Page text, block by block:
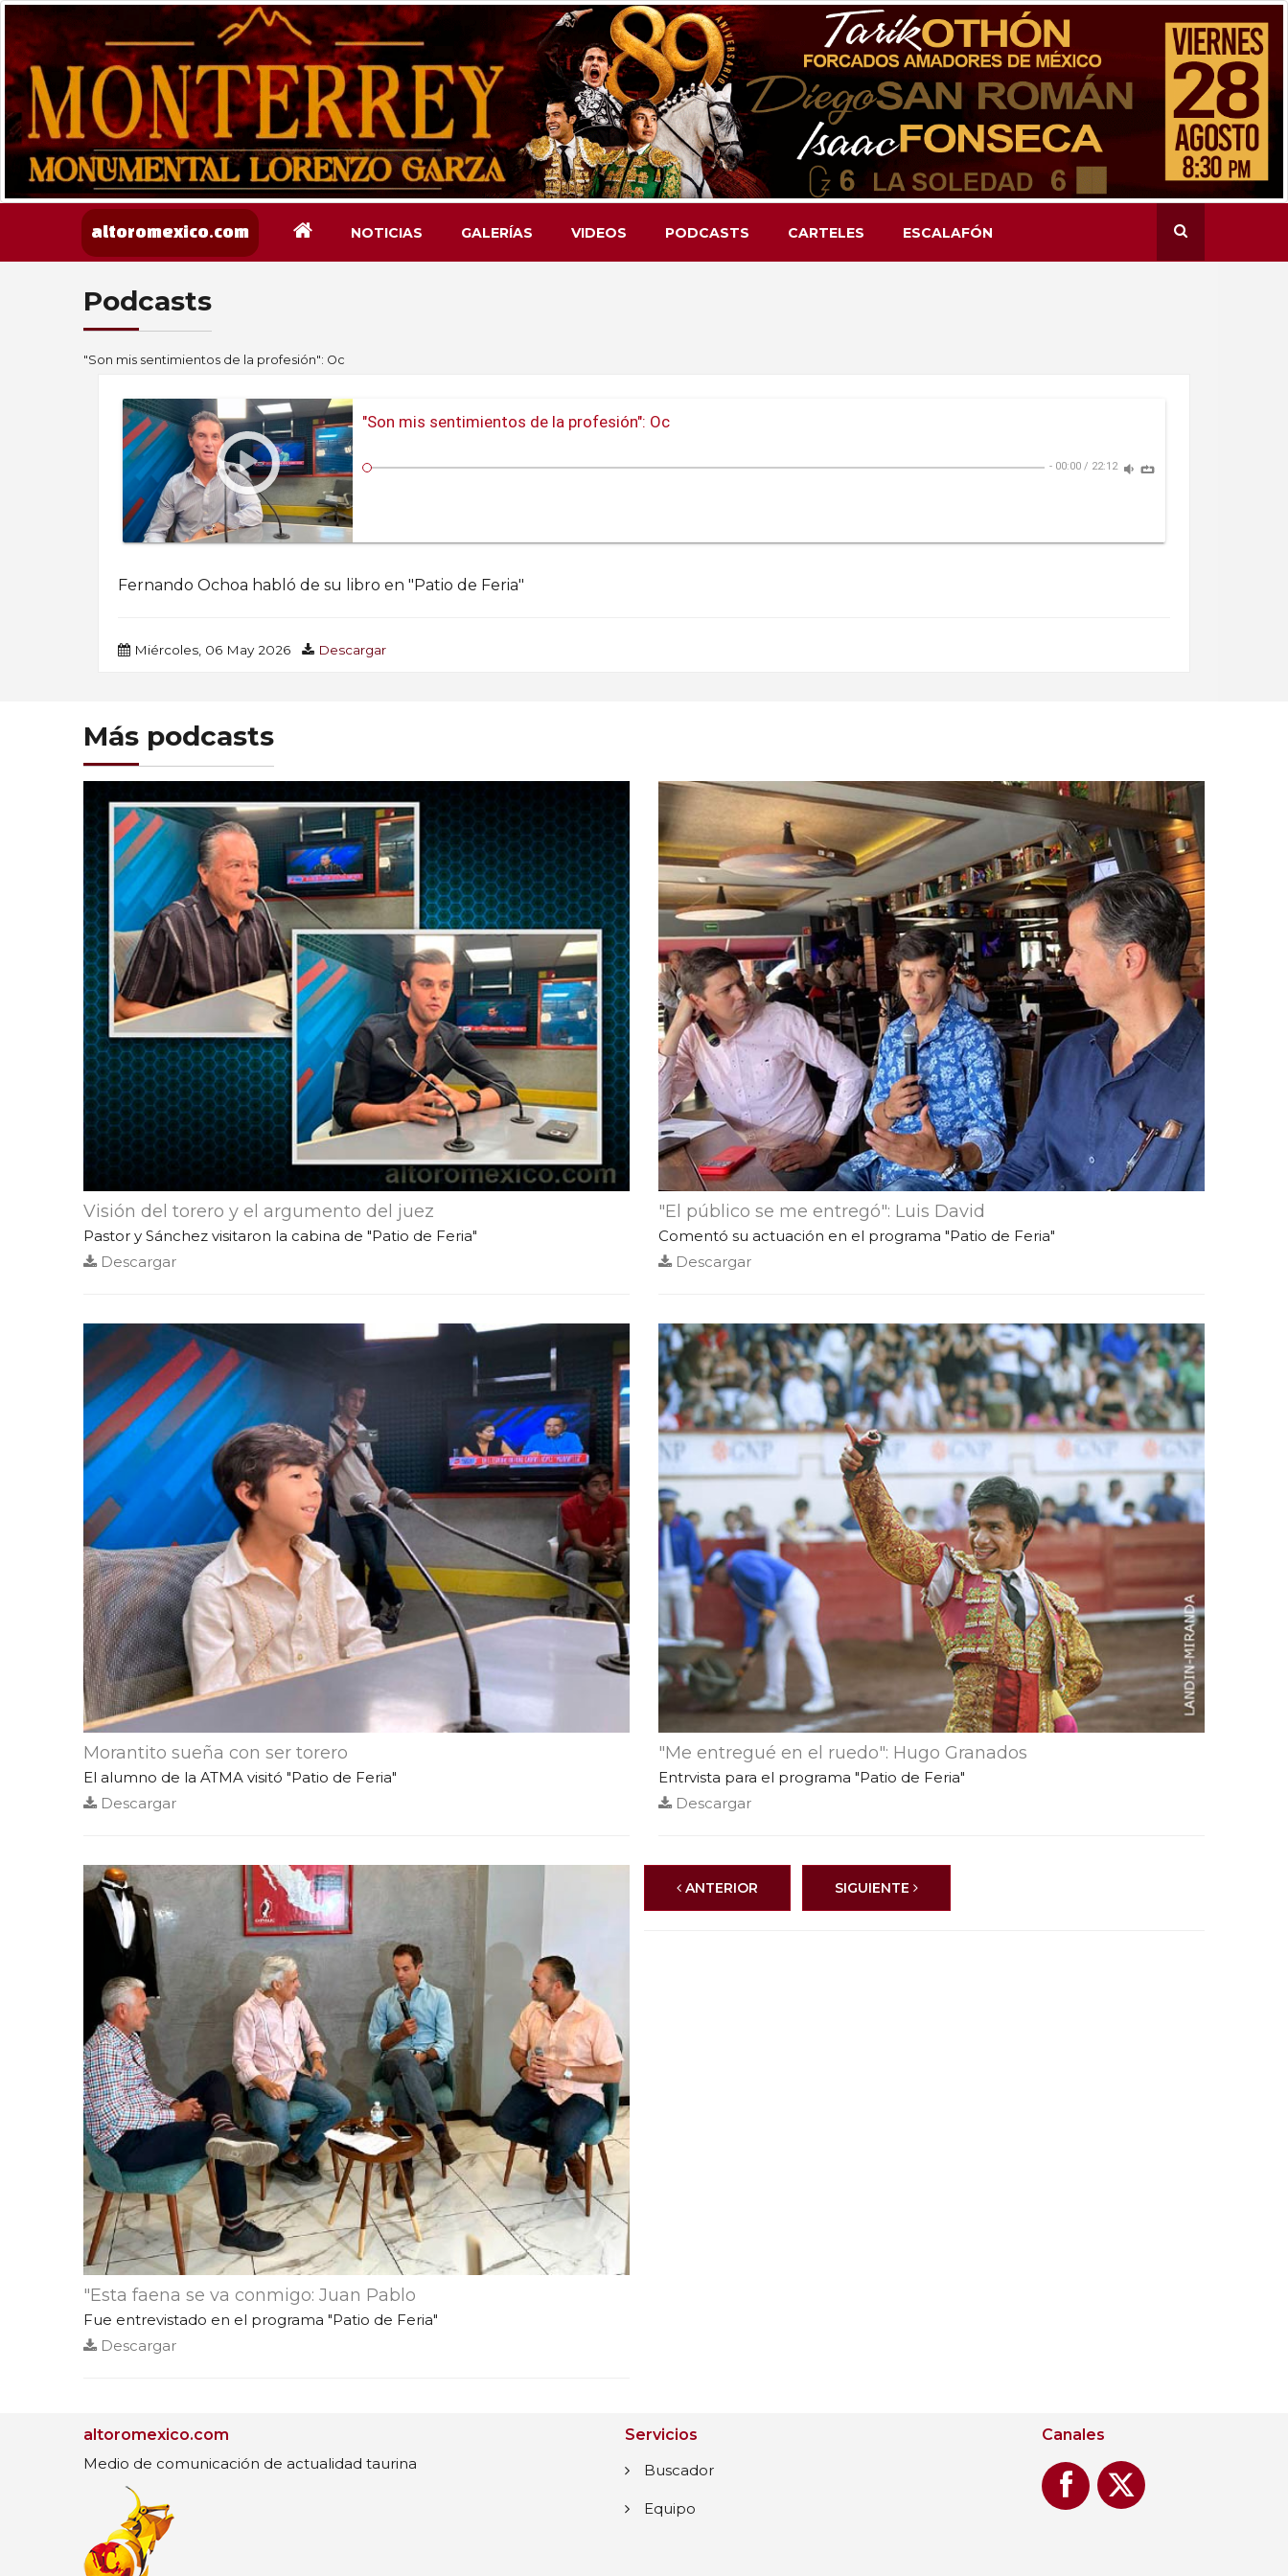
altoromexico.com NOTICIAS GALERÍAS VIDEOS PODCASTS CARTELES ESCALAFÓN
Podcasts
"Son mis sentimientos de la profesión": Oc
"Son mis sentimientos de la profesión": Oc
- 00:00 / 22:12
Fernando Ochoa habló de su libro en "Patio de Feria"
Miércoles, 06 May 2026 Descargar
Más podcasts
Visión del torero y el argumento del juez
Pastor y Sánchez visitaron la cabina de "Patio de Feria"
Descargar
"El público se me entregó": Luis David
Comentó su actuación en el programa "Patio de Feria"
Descargar
Morantito sueña con ser torero
El alumno de la ATMA visitó "Patio de Feria"
Descargar
"Me entregué en el ruedo": Hugo Granados
Entrvista para el programa "Patio de Feria"
Descargar
"Esta faena se va conmigo: Juan Pablo
Fue entrevistado en el programa "Patio de Feria"
Descargar
ANTERIOR SIGUIENTE
altoromexico.com
Medio de comunicación de actualidad taurina
Servicios
Buscador
Equipo
Canales